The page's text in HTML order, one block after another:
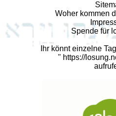
Woher kommen
Spende für
Ihr könnt einzelne
" https://